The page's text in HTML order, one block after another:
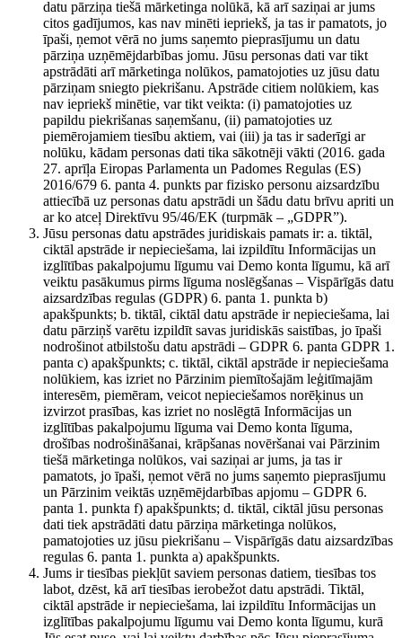
datu pārziņa tiešā mārketinga nolūkā, kā arī saziņai ar jums
citos gadījumos, kas nav minēti iepriekš, ja tas ir pamatots, jo
īpaši, ņemot vērā no jums saņemto pieprasījumu un datu
pārziņa uzņēmējdarbības jomu. Jūsu personas dati var tikt
apstrādāti arī mārketinga nolūkos, pamatojoties uz jūsu datu
pārziņam sniegto piekrišanu. Apstrāde citiem nolūkiem, kas
nav iepriekš minētie, var tikt veikta: (i) pamatojoties uz
papildu piekrišanas saņemšanu, (ii) pamatojoties uz
piemērojamiem tiesību aktiem, vai (iii) ja tas ir saderīgi ar
nolūku, kādam personas dati tika sākotnēji vākti (2016. gada
27. aprīļa Eiropas Parlamenta un Padomes Regulas (ES)
2016/679 6. panta 4. punkts par fizisko personu aizsardzību
attiecībā uz personas datu apstrādi un šādu datu brīvu apriti un
ar ko atceļ Direktīvu 95/46/EK (turpmāk – „GDPR”).
Jūsu personas datu apstrādes juridiskais pamats ir: a. tiktāl,
ciktāl apstrāde ir nepieciešama, lai izpildītu Informācijas un
izglītības pakalpojumu līgumu vai Demo konta līgumu, kā arī
veiktu pasākumus pirms līguma noslēgšanas – Vispārīgās datu
aizsardzības regulas (GDPR) 6. panta 1. punkta b)
apakšpunkts; b. tiktāl, ciktāl datu apstrāde ir nepieciešama, lai
datu pārziņš varētu izpildīt savas juridiskās saistības, jo īpaši
nodrošinot atbilstošu datu apstrādi – GDPR 6. panta GDPR 1.
panta c) apakšpunkts; c. tiktāl, ciktāl apstrāde ir nepieciešama
nolūkiem, kas izriet no Pārzinim piemītošajām leģitīmajām
interesēm, piemēram, veicot nepieciešamos norēķinus un
izvirzot prasības, kas izriet no noslēgtā Informācijas un
izglītības pakalpojumu līguma vai Demo konta līguma,
drošības nodrošināšanai, krāpšanas novēršanai vai Pārzinim
tiešā mārketinga nolūkos, vai saziņai ar jums, ja tas ir
pamatots, jo īpaši, ņemot vērā no jums saņemto pieprasījumu
un Pārzinim veiktās uzņēmējdarbības apjomu – GDPR 6.
panta 1. punkta f) apakšpunkts; d. tiktāl, ciktāl jūsu personas
dati tiek apstrādāti datu pārziņa mārketinga nolūkos,
pamatojoties uz jūsu piekrišanu – Vispārīgās datu aizsardzības
regulas 6. panta 1. punkta a) apakšpunkts.
Jums ir tiesības piekļūt saviem personas datiem, tiesības tos
labot, dzēst, kā arī tiesības ierobežot datu apstrādi. Tiktāl,
ciktāl apstrāde ir nepieciešama, lai izpildītu Informācijas un
izglītības pakalpojumu līgumu vai Demo konta līgumu, kurā